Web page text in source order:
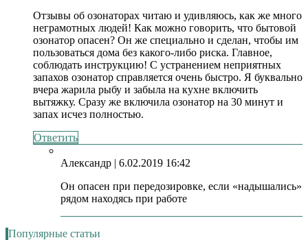
Отзывы об озонаторах читаю и удивляюсь, как же много
неграмотных людей! Как можно говорить, что бытовой
озонатор опасен? Он же специально и сделан, чтобы им
пользоваться дома без какого-либо риска. Главное,
соблюдать инструкцию! С устранением неприятных
запахов озонатор справляется очень быстро. Я буквально
вчера жарила рыбу и забыла на кухне включить
вытяжку. Сразу же включила озонатор на 30 минут и
запах исчез полностью.
Ответить
Александр | 6.02.2019 16:42
Он опасен при передозировке, если «надышались»
рядом находясь при работе
Популярные статьи